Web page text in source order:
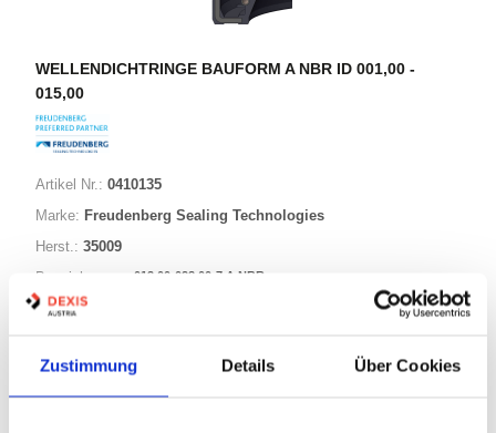
Zustimmung Details Über Cookies
WELLENDICHTRINGE BAUFORM A NBR ID 001,00 -
015,00
Artikel Nr.: 0410135
Marke: Freudenberg Sealing Technologies
Herst.: 35009
Bezeichnung:
013,00-028,00-7 A NBR
Innen Ø:
Bauform: A